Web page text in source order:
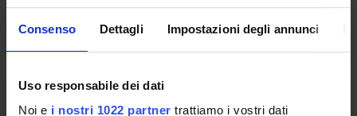
Consenso Dettagli Impostazioni degli annunci
Uso responsabile dei dati
Noi e i nostri 1022 partner trattiamo i vostri dati
Lessons timetable
ATTIVITA' PRATICA IN PROTESI